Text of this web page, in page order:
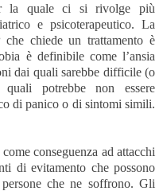
la quale ci si rivolge più
e psicoterapeutico. La
chiede un trattamento è
è definibile come l’ansia
dai quali sarebbe difficile (o
potrebbe non essere
di panico o di sintomi simili.
conseguenza ad attacchi
di evitamento che possono
che ne soffrono. Gli